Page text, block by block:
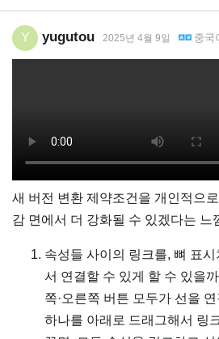
Y yugutou 2025년 4월 9일 중국
새 버전 변환 제약조건을 개인적으
감 면에서 더 강화될 수 있겠다는 느
속성들 사이의 링크를, 뼈 표
서 연결할 수 있게 할 수 있을
쪽·오른쪽 버튼 모두가 선을
하나를 아래로 드래그해서 링